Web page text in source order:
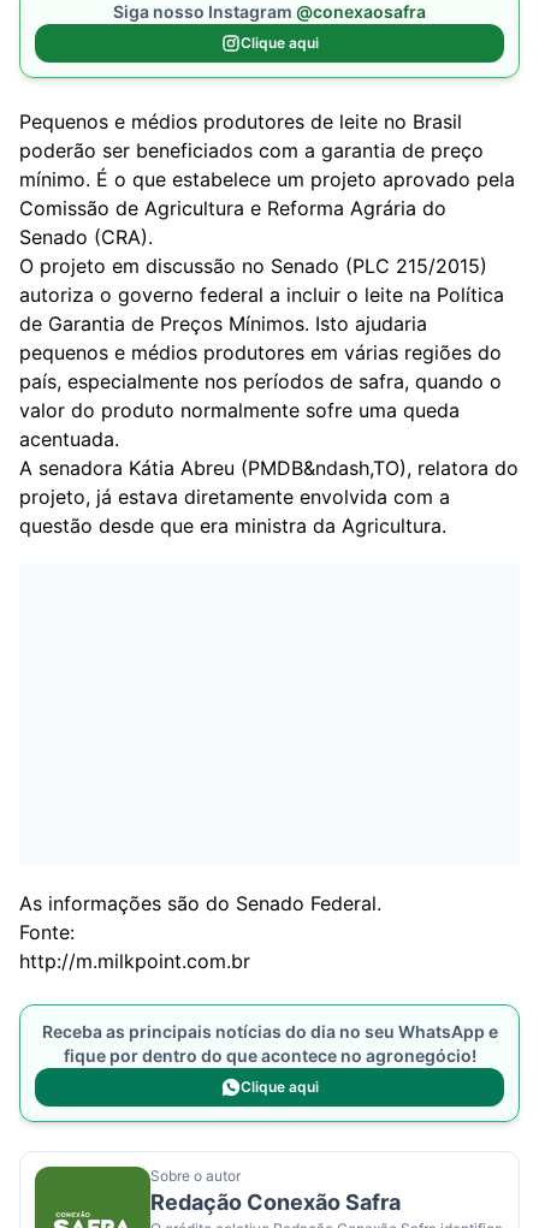
Siga nosso Instagram @conexaosafra
Clique aqui
Pequenos e médios produtores de leite no Brasil
poderão ser beneficiados com a garantia de preço
mínimo. É o que estabelece um projeto aprovado pela
Comissão de Agricultura e Reforma Agrária do
Senado (CRA).
O projeto em discussão no Senado (PLC 215/2015)
autoriza o governo federal a incluir o leite na Política
de Garantia de Preços Mínimos. Isto ajudaria
pequenos e médios produtores em várias regiões do
país, especialmente nos períodos de safra, quando o
valor do produto normalmente sofre uma queda
acentuada.
A senadora Kátia Abreu (PMDB&ndash,TO), relatora do
projeto, já estava diretamente envolvida com a
questão desde que era ministra da Agricultura.
As informações são do Senado Federal.
Fonte:
http://m.milkpoint.com.br
Receba as principais notícias do dia no seu WhatsApp e
fique por dentro do que acontece no agronegócio!
Clique aqui
Sobre o autor
Redação Conexão Safra